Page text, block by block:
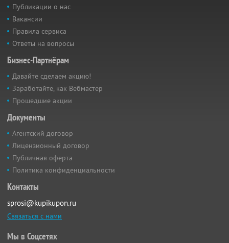
Публикации о нас
Вакансии
Правила сервиса
Ответы на вопросы
Бизнес-Партнёрам
Давайте сделаем акцию!
Заработайте, как Вебмастер
Прошедшие акции
Документы
Агентский договор
Лицензионный договор
Публичная оферта
Политика конфиденциальности
Контакты
sprosi@kupikupon.ru
Связаться с нами
Мы в Соцсетях